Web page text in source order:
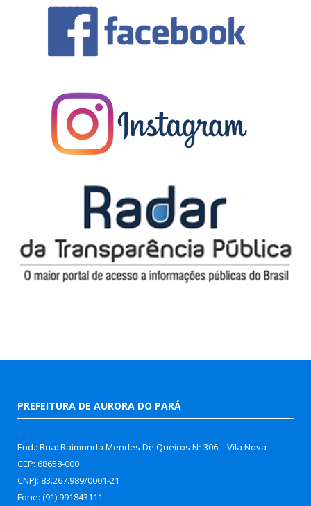
PREFEITURA DE AURORA DO PARÁ
End.: Rua: Raimunda Mendes De Queiros Nº 306 – Vila Nova
CEP: 68658-000
CNPJ: 83.267.989/0001-21
Fone: (91) 991843111